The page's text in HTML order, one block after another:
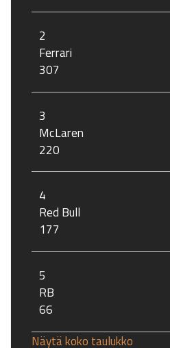
2
Ferrari
307
3
McLaren
220
4
Red Bull
177
5
RB
66
Näytä koko taulukko